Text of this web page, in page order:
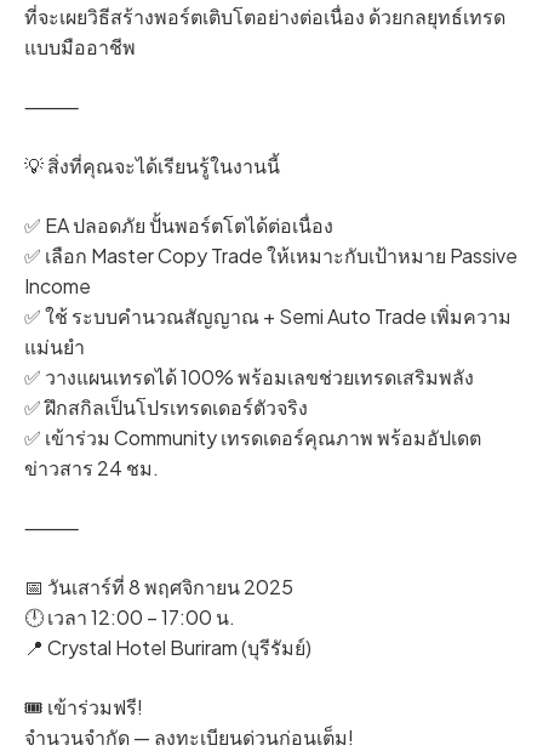
ที่จะเผยวิธีสร้างพอร์ตเติบโตอย่างต่อเนื่อง ด้วยกลยุทธ์เทรด
แบบมืออาชีพ
⸻
💡 สิ่งที่คุณจะได้เรียนรู้ในงานนี้
✅ EA ปลอดภัย ปั้นพอร์ตโตได้ต่อเนื่อง
✅ เลือก Master Copy Trade ให้เหมาะกับเป้าหมาย Passive
Income
✅ ใช้ ระบบคำนวณสัญญาณ + Semi Auto Trade เพิ่มความ
แม่นยำ
✅ วางแผนเทรดได้ 100% พร้อมเลขช่วยเทรดเสริมพลัง
✅ ฝึกสกิลเป็นโปรเทรดเดอร์ตัวจริง
✅ เข้าร่วม Community เทรดเดอร์คุณภาพ พร้อมอัปเดต
ข่าวสาร 24 ชม.
⸻
📅 วันเสาร์ที่ 8 พฤศจิกายน 2025
🕛 เวลา 12:00 – 17:00 น.
📍 Crystal Hotel Buriram (บุรีรัมย์)
🎟️ เข้าร่วมฟรี!
จำนวนจำกัด — ลงทะเบียนด่วนก่อนเต็ม!